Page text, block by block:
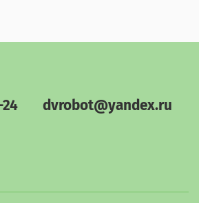
dvrobot@yandex.ru